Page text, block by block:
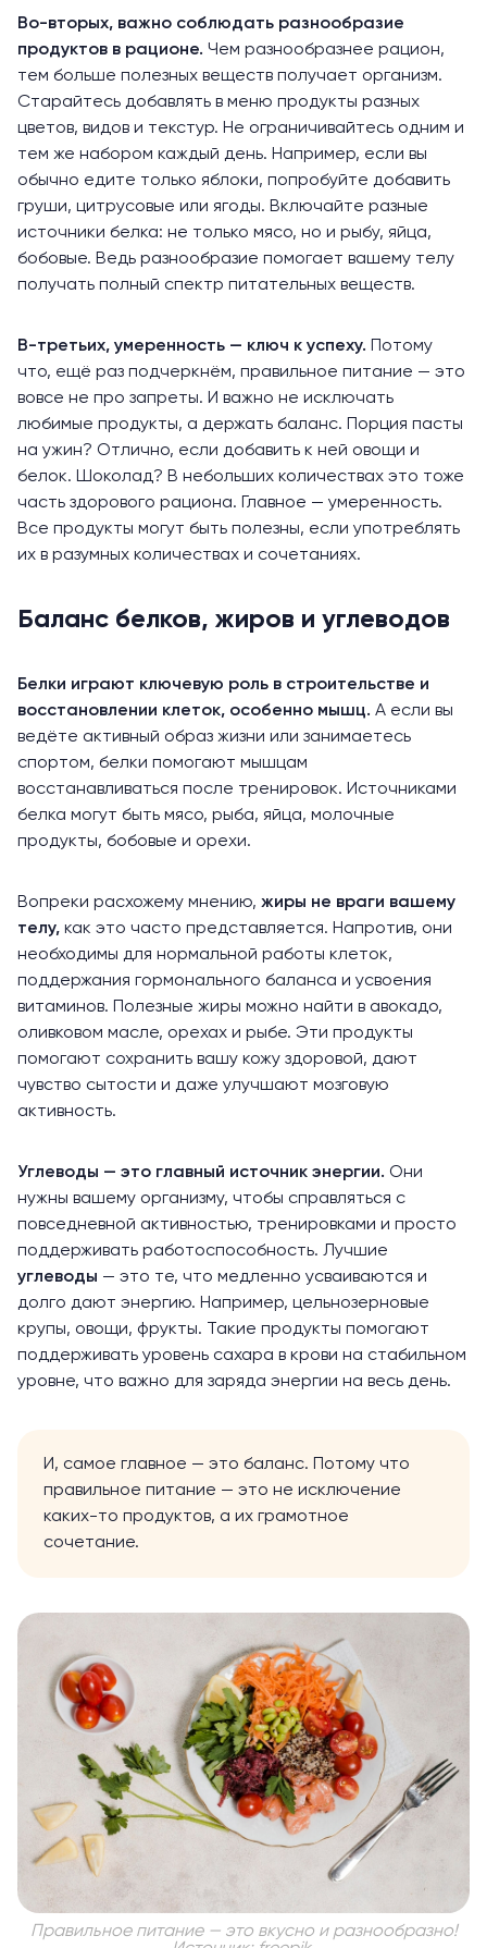
Во-вторых, важно соблюдать разнообразие
продуктов в рационе. Чем разнообразнее рацион,
тем больше полезных веществ получает организм.
Старайтесь добавлять в меню продукты разных
цветов, видов и текстур. Не ограничивайтесь одним и
тем же набором каждый день. Например, если вы
обычно едите только яблоки, попробуйте добавить
груши, цитрусовые или ягоды. Включайте разные
источники белка: не только мясо, но и рыбу, яйца,
бобовые. Ведь разнообразие помогает вашему телу
получать полный спектр питательных веществ.
В-третьих, умеренность — ключ к успеху. Потому
что, ещё раз подчеркнём, правильное питание — это
вовсе не про запреты. И важно не исключать
любимые продукты, а держать баланс. Порция пасты
на ужин? Отлично, если добавить к ней овощи и
белок. Шоколад? В небольших количествах это тоже
часть здорового рациона. Главное — умеренность.
Все продукты могут быть полезны, если употреблять
их в разумных количествах и сочетаниях.
Баланс белков, жиров и углеводов
Белки играют ключевую роль в строительстве и
восстановлении клеток, особенно мышц. А если вы
ведёте активный образ жизни или занимаетесь
спортом, белки помогают мышцам
восстанавливаться после тренировок. Источниками
белка могут быть мясо, рыба, яйца, молочные
продукты, бобовые и орехи.
Вопреки расхожему мнению, жиры не враги вашему
телу, как это часто представляется. Напротив, они
необходимы для нормальной работы клеток,
поддержания гормонального баланса и усвоения
витаминов. Полезные жиры можно найти в авокадо,
оливковом масле, орехах и рыбе. Эти продукты
помогают сохранить вашу кожу здоровой, дают
чувство сытости и даже улучшают мозговую
активность.
Углеводы — это главный источник энергии. Они
нужны вашему организму, чтобы справляться с
повседневной активностью, тренировками и просто
поддерживать работоспособность. Лучшие
углеводы — это те, что медленно усваиваются и
долго дают энергию. Например, цельнозерновые
крупы, овощи, фрукты. Такие продукты помогают
поддерживать уровень сахара в крови на стабильном
уровне, что важно для заряда энергии на весь день.
И, самое главное — это баланс. Потому что
правильное питание — это не исключение
каких-то продуктов, а их грамотное
сочетание.
Правильное питание — это вкусно и разнообразно!